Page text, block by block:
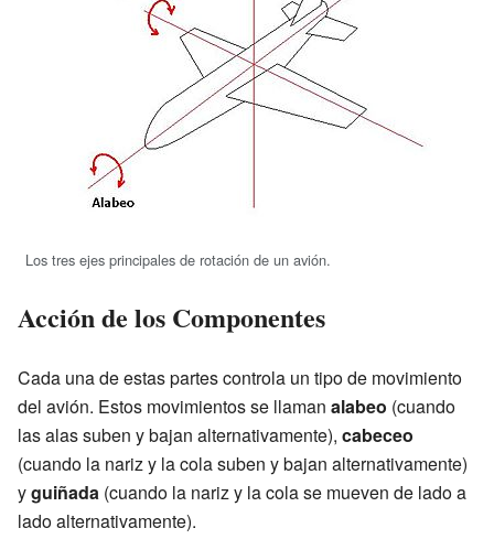
Los tres ejes principales de rotación de un avión.
Acción de los Componentes
Cada una de estas partes controla un tipo de movimiento
del avión. Estos movimientos se llaman alabeo (cuando
las alas suben y bajan alternativamente), cabeceo
(cuando la nariz y la cola suben y bajan alternativamente)
yguiñada (cuando la nariz y la cola se mueven de lado a
lado alternativamente).